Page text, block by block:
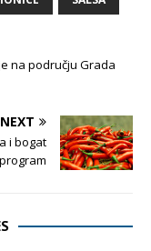
na području Grada
NEXT
i bogat